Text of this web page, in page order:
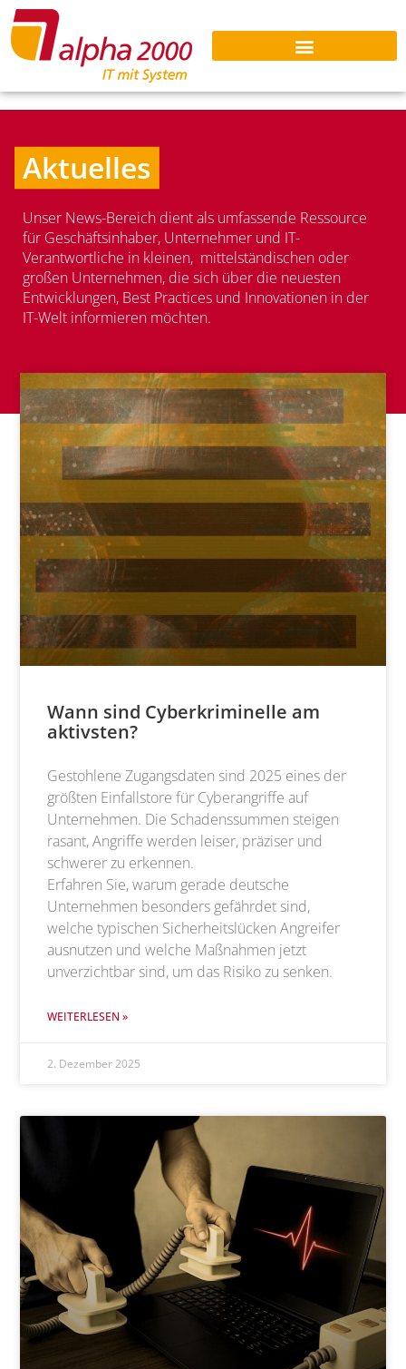
Aktuelles
Unser News-Bereich dient als umfassende Ressource
für Geschäftsinhaber, Unternehmer und IT-
Verantwortliche in kleinen, mittelständischen oder
großen Unternehmen, die sich über die neuesten
Entwicklungen, Best Practices und Innovationen in der
IT-Welt informieren möchten.
Wann sind Cyberkriminelle am
aktivsten?
Gestohlene Zugangsdaten sind 2025 eines der
größten Einfallstore für Cyberangriffe auf
Unternehmen. Die Schadenssummen steigen
rasant, Angriffe werden leiser, präziser und
schwerer zu erkennen.
Erfahren Sie, warum gerade deutsche
Unternehmen besonders gefährdet sind,
welche typischen Sicherheitslücken Angreifer
ausnutzen und welche Maßnahmen jetzt
unverzichtbar sind, um das Risiko zu senken.
WEITERLESEN »
2. Dezember 2025